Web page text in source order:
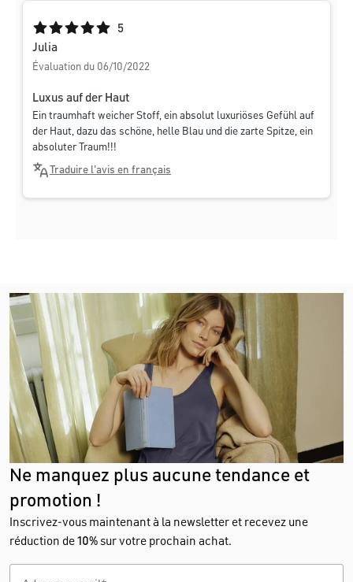
Note moyenne de 5 sur 5 étoiles
5
Julia
Évaluation du 06/10/2022
Luxus auf der Haut
Ein traumhaft weicher Stoff, ein absolut luxuriöses Gefühl auf
der Haut, dazu das schöne, helle Blau und die zarte Spitze, ein
absoluter Traum!!!
Traduire l'avis en français
Ne manquez plus aucune tendance et
promotion !
Inscrivez-vous maintenant à la newsletter et recevez une
réduction de10%sur votre prochain achat.